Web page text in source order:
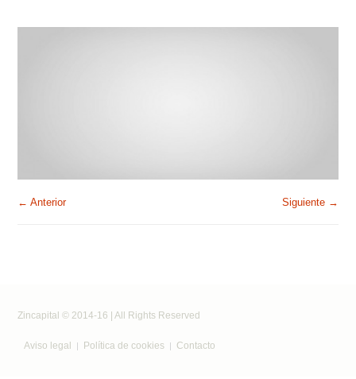
← Anterior Siguiente →
Zincapital © 2014-16 | All Rights Reserved
Aviso legal Política de cookies Contacto